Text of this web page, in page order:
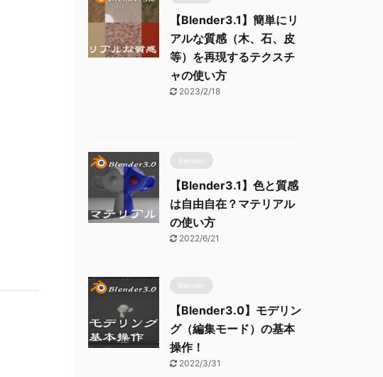
【Blender3.1】簡単にリ
アルな質感（木、石、皮
等）を再現するテクスチ
ャの使い方
2023/2/18
Blender
【Blender3.1】色と質感
は自由自在？マテリアル
の使い方
2022/6/21
Blender
【Blender3.0】モデリン
グ（編集モード）の基本
操作！
2022/3/31